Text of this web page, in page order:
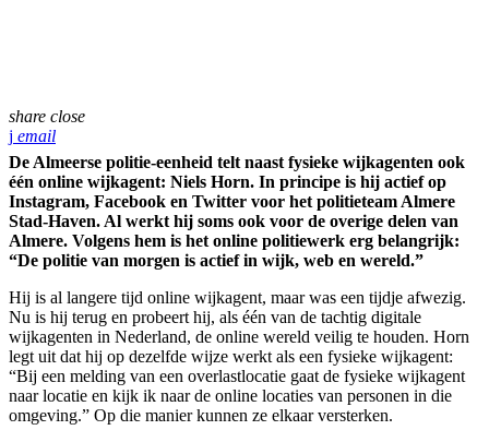
share close
email
De Almeerse politie-eenheid telt naast fysieke wijkagenten ook
één online wijkagent: Niels Horn. In principe is hij actief op
Instagram, Facebook en Twitter voor het politieteam Almere
Stad-Haven. Al werkt hij soms ook voor de overige delen van
Almere. Volgens hem is het online politiewerk erg belangrijk:
“De politie van morgen is actief in wijk, web en wereld.”
Hij is al langere tijd online wijkagent, maar was een tijdje afwezig.
Nu is hij terug en probeert hij, als één van de tachtig digitale
wijkagenten in Nederland, de online wereld veilig te houden. Horn
legt uit dat hij op dezelfde wijze werkt als een fysieke wijkagent:
“Bij een melding van een overlastlocatie gaat de fysieke wijkagent
naar locatie en kijk ik naar de online locaties van personen in die
omgeving.” Op die manier kunnen ze elkaar versterken.